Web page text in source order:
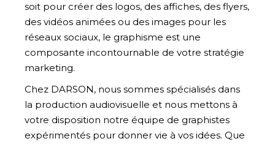
soit pour créer des logos, des affiches, des flyers,
des vidéos animées ou des images pour les
réseaux sociaux, le graphisme est une
composante incontournable de votre stratégie
marketing.
Chez DARSON, nous sommes spécialisés dans
la production audiovisuelle et nous mettons à
votre disposition notre équipe de graphistes
expérimentés pour donner vie à vos idées. Que